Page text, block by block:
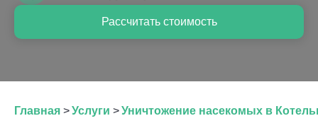
Рассчитать стоимость
Главная >Услуги >Уничтожение насекомых в